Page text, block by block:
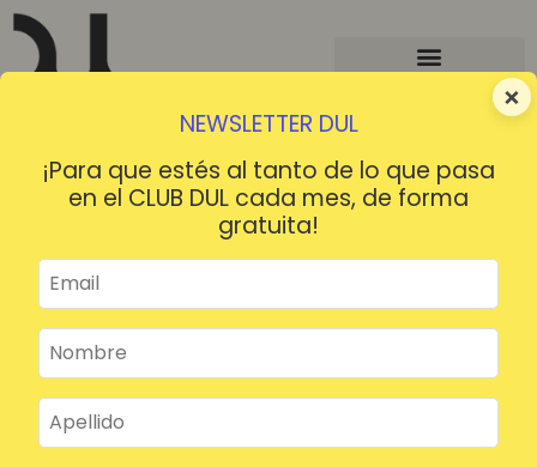
×
NEWSLETTER DUL
¡Para que estés al tanto de lo que pasa
en el CLUB DUL cada mes, de forma
gratuita!
¡HOLA!